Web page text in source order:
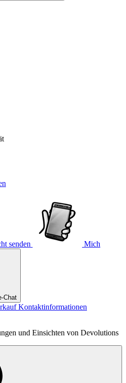
senden Mich
Chat
Kontaktinformationen
und Einsichten von Devolutions